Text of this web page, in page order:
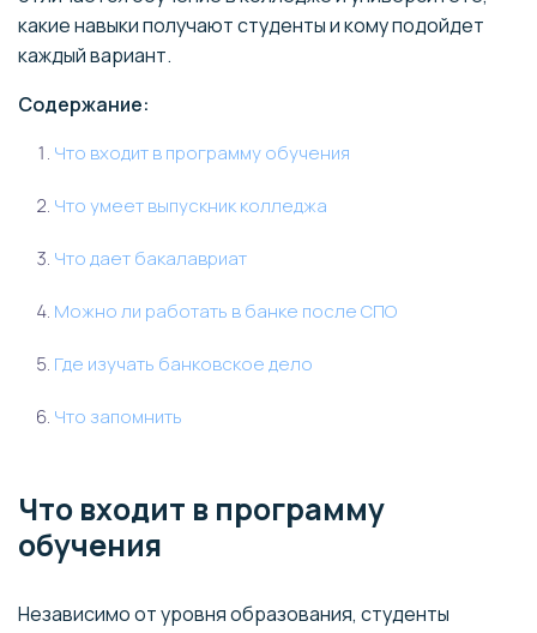
какие навыки получают студенты и кому подойдет
каждый вариант.
Содержание:
Что входит в программу обучения
Что умеет выпускник колледжа
Что дает бакалавриат
Можно ли работать в банке после СПО
Где изучать банковское дело
Что запомнить
Что входит в программу
обучения
Независимо от уровня образования, студенты